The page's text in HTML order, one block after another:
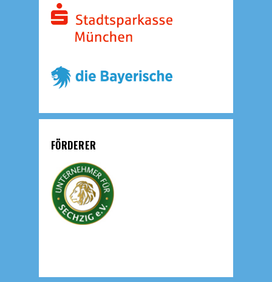
FÖRDERER